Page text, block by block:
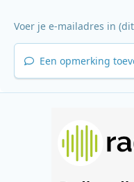
Een opmerking